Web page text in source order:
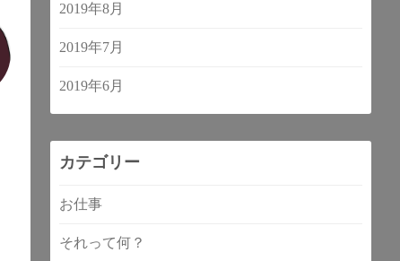
2019年8月
2019年7月
2019年6月
カテゴリー
お仕事
それって何？